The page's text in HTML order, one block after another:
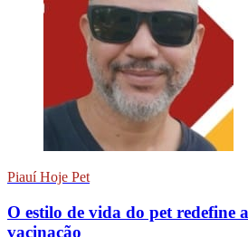
Piauí Hoje Pet
O estilo de vida do pet redefine
vacinação